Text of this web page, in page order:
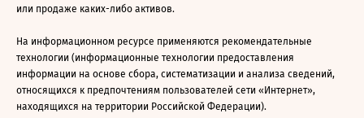
или продаже каких-либо активов.
На информационном ресурсе применяются рекомендательные
технологии (информационные технологии предоставления
информации на основе сбора, систематизации и анализа сведений,
относящихся к предпочтениям пользователей сети «Интернет»,
находящихся на территории Российской Федерации).